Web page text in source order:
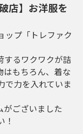
店】お洋服を
ップ「トレファク
するワクワクが詰
はもちろん、着な
で力を入れていま
がございました
！